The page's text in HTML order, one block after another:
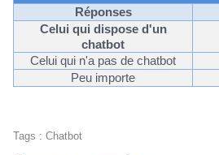
Réponses
Celui qui dispose d'un
chatbot
Celui qui n'a pas de chatbot
Peu importe
Tags : Chatbot